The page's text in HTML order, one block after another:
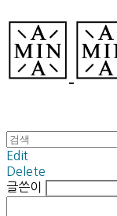
Edit
Delete
글쓴이